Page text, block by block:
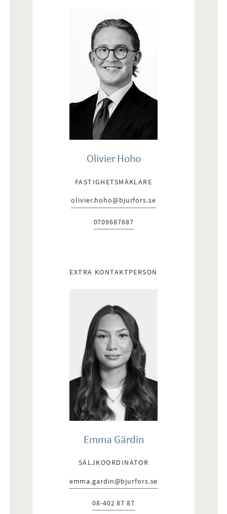
Olivier Hoho
FASTIGHETSMÄKLARE
E-post:
olivier.hoho@bjurfors.se
Telefon:
0709687687
EXTRA KONTAKTPERSON
Emma Gärdin
SÄLJKOORDINATOR
E-post:
emma.gardin@bjurfors.se
Telefon:
08-402 87 87